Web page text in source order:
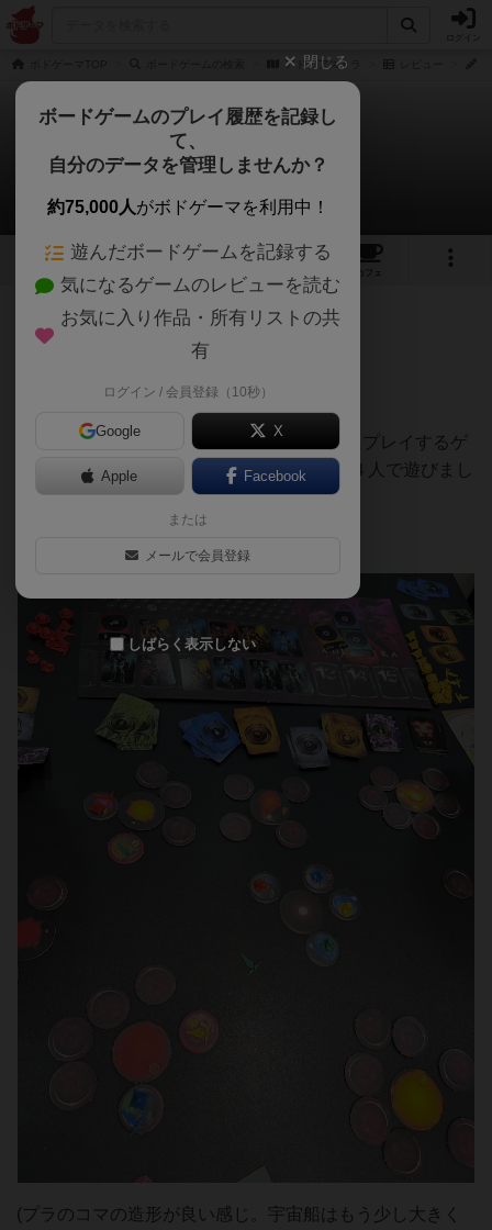
アド・アストラ
アド・アストラ
おとんさんのレビュー
1 1
カフェ
90名 1名 0 1年以上前
ボドゲ400種を所有し、軽〜中量級を中心にプレイするゲ
ーマーの感想です。ボードゲーム会にて、４人で遊びまし
た。2025年４月
(プラのコマの造形が良い感じ。宇宙船はもう少し大きく
閉じる
ボードゲームのプレイ履歴を記録し
て、
自分のデータを管理しませんか？
約75,000人がボドゲーマを利用中！
遊んだボードゲームを記録する
気になるゲームのレビューを読む
お気に入り作品・所有リストの共
有
ログイン / 会員登録（10秒）
Google X
Apple Facebook
または
メールで会員登録
しばらく表示しない